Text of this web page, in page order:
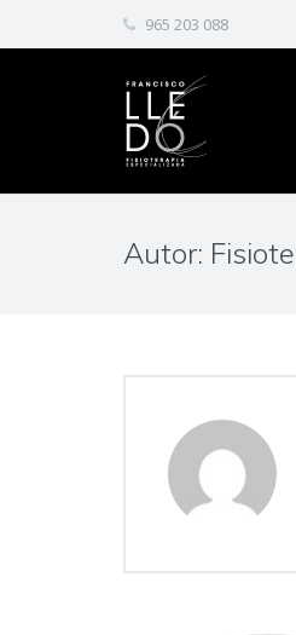
965 203 088
Autor: